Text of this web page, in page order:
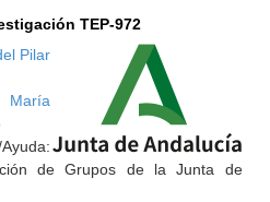
TEP-972
Pilar
María
de Grupos de la Junta de